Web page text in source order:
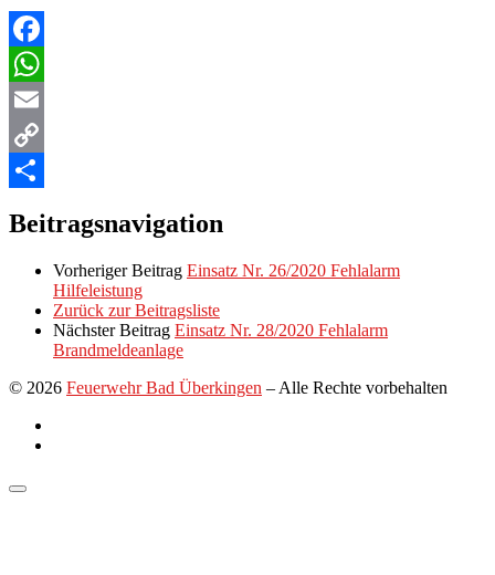
Facebook
WhatsApp
Email
Copy
Beitragsnavigation
Vorheriger Beitrag Einsatz Nr. 26/2020 Fehlalarm
Hilfeleistung
Zurück zur Beitragsliste
Nächster Beitrag Einsatz Nr. 28/2020 Fehlalarm
Brandmeldeanlage
© 2026 Feuerwehr Bad Überkingen – Alle Rechte vorbehalten